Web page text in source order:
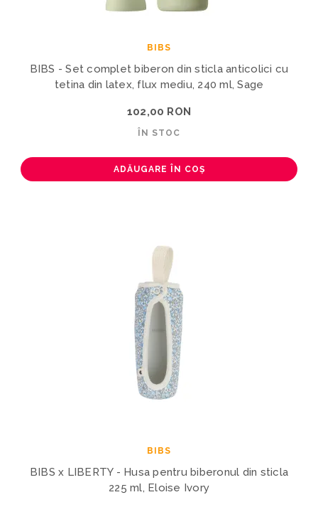
BIBS
BIBS - Set complet biberon din sticla anticolici cu
tetina din latex, flux mediu, 240 ml, Sage
102,00 RON
ÎN STOC
ADĂUGARE ÎN COȘ
BIBS
BIBS x LIBERTY - Husa pentru biberonul din sticla
225 ml, Eloise Ivory